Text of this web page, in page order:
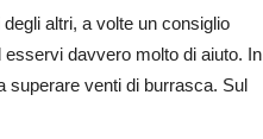
altri, a volte un consiglio
davvero molto di aiuto. In
superare venti di burrasca. Sul